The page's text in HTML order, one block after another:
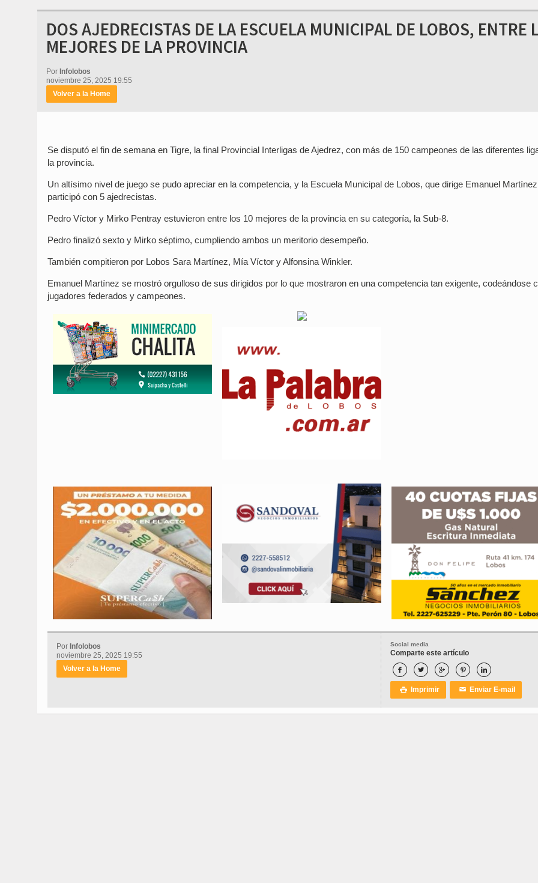
DOS AJEDRECISTAS DE LA ESCUELA MUNICIPAL DE LOBOS, ENTRE
MEJORES DE LA PROVINCIA
Por Infolobos
noviembre 25, 2025 19:55
Volver a la Home
Se disputó el fin de semana en Tigre, la final Provincial Interligas de Ajedrez, con más de 150 campeones de las diferentes
la provincia.
Un altísimo nivel de juego se pudo apreciar en la competencia, y la Escuela Municipal de Lobos, que dirige Emanuel
participó con 5 ajedrecistas.
Pedro Víctor y Mirko Pentray estuvieron entre los 10 mejores de la provincia en su categoría, la Sub-8.
Pedro finalizó sexto y Mirko séptimo, cumpliendo ambos un meritorio desempeño.
También compitieron por Lobos Sara Martínez, Mía Víctor y Alfonsina Winkler.
Emanuel Martínez se mostró orgulloso de sus dirigidos por lo que mostraron en una competencia tan exigente, codeándose
jugadores federados y campeones.
Social media
Comparte este artículo
    
 Imprimir ✉ Enviar E-mail
Por Infolobos
noviembre 25, 2025 19:55
Volver a la Home